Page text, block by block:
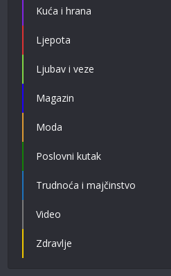
Kuća i hrana
Ljepota
Ljubav i veze
Magazin
Moda
Poslovni kutak
Trudnoća i majčinstvo
Video
Zdravlje